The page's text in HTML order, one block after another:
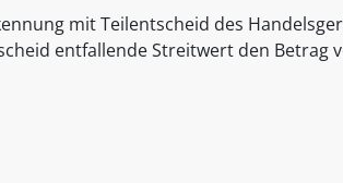
mit Teilentscheid des
entfallende Streitwert den Betrag